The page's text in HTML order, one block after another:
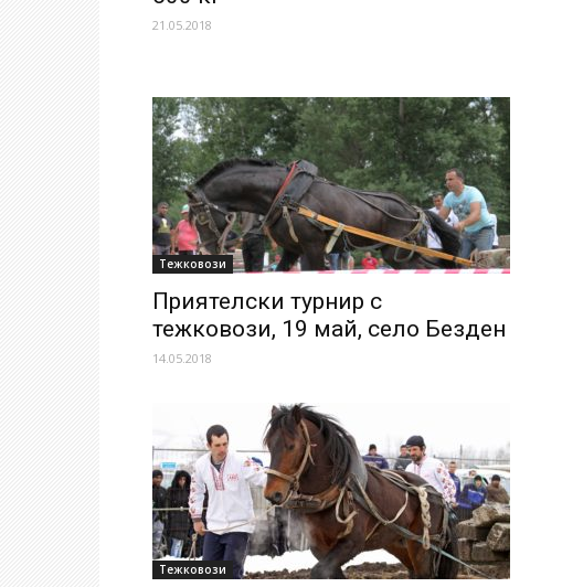
21.05.2018
Тежковози
Приятелски турнир с
тежковози, 19 май, село Безден
14.05.2018
Тежковози